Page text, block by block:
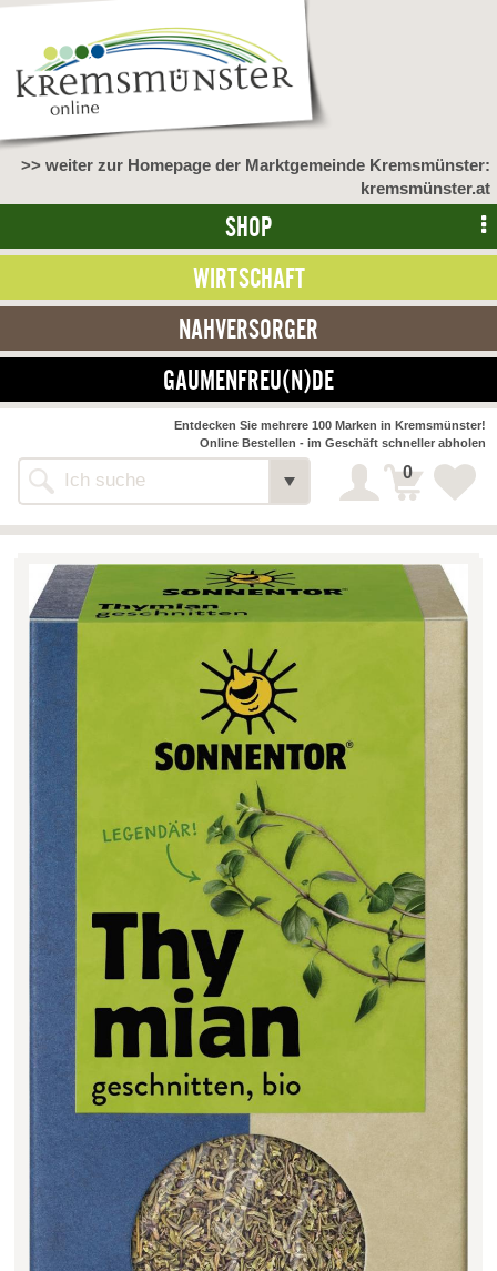
>> weiter zur Homepage der Marktgemeinde Kremsmünster:
kremsmünster.at
SHOP
WIRTSCHAFT
NAHVERSORGER
GAUMENFREU(N)DE
Alle Webseiten
Entdecken Sie mehrere 100 Marken in Kremsmünster!
Online Bestellen - im Geschäft schneller abholen
0
NAHVERSORGER
>> Bauernmarkt << Detail
Bäckerei-Konditorei-Café
Biohof Öllinger Detail
Fleischerei Hüthmayr
Hofladen Hoffelner Detail
Kuglbauer - Familie Bischof
La Toscana Anita Wolf e.U. Detail
Stiftsgärtnerei Detail
Weinkellerei Stift
Detail
Wildkraut Detail
KATEGORIE
Filter zurücksetzen